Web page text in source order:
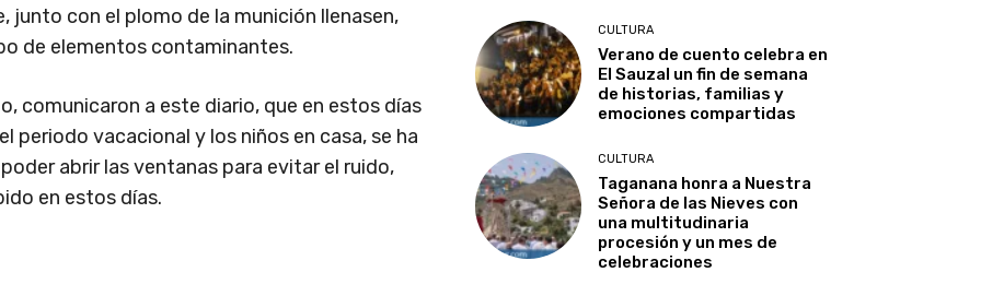
junto con el plomo de la munición llenasen,
de elementos contaminantes.
comunicaron a este diario, que en estos días
periodo vacacional y los niños en casa, se ha
abrir las ventanas para evitar el ruido,
en estos días.
CULTURA
Verano de cuento celebra en
El Sauzal un fin de semana
de historias, familias y
emociones compartidas
CULTURA
Taganana honra a Nuestra
Señora de las Nieves con
una multitudinaria
procesión y un mes de
celebraciones